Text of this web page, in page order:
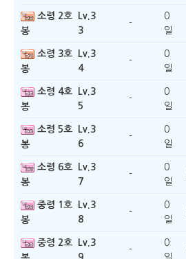
소령 2호
봉
Lv.3
3
-
0
일
소령 3호
봉
Lv.3
4
-
0
일
소령 4호
봉
Lv.3
5
-
0
일
소령 5호
봉
Lv.3
6
-
0
일
소령 6호
봉
Lv.3
7
-
0
일
중령 1호
봉
Lv.3
8
-
0
일
중령 2호
Lv.3
9
-
0
일